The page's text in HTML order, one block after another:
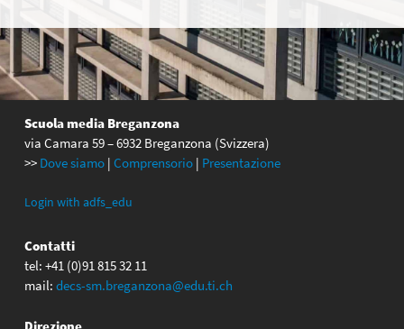
Scuola media Breganzona
via Camara 59 – 6932 Breganzona (Svizzera)
>> Dove siamo | Comprensorio | Presentazione
Login with adfs_edu
Contatti
tel: +41 (0)91 815 32 11
mail: decs-sm.breganzona@edu.ti.ch
Direzione